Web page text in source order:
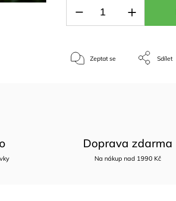
Zeptat se Sdílet
Doprava zdarma
Na nákup nad 1990 Kč